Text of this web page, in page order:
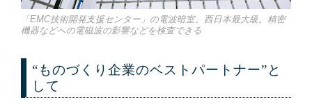
「EMC技術開発支援センター」の電波暗室。西日本最大級。精密
機器などへの電磁波の影響などを検査できる
“ものづくり企業のベストパートナー”と
して